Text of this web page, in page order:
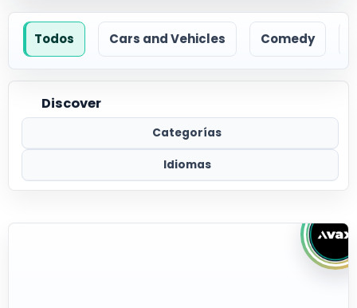
Todos Cars and Vehicles Comedy
Discover
Categorías
Idiomas